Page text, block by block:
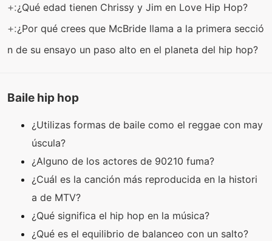
+:¿Qué edad tienen Chrissy y Jim en Love Hip Hop?
+:¿Por qué crees que McBride llama a la primera secció
n de su ensayo un paso alto en el planeta del hip hop?
Baile hip hop
¿Utilizas formas de baile como el reggae con may
úscula?
¿Alguno de los actores de 90210 fuma?
¿Cuál es la canción más reproducida en la histori
a de MTV?
¿Qué significa el hip hop en la música?
¿Qué es el equilibrio de balanceo con un salto?